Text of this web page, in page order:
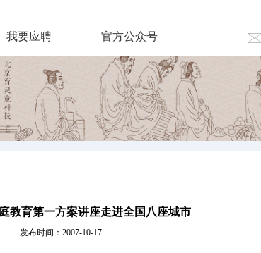
我要应聘 官方公众号
教育第一方案讲座走进全国八座城市
发布时间：2007-10-17